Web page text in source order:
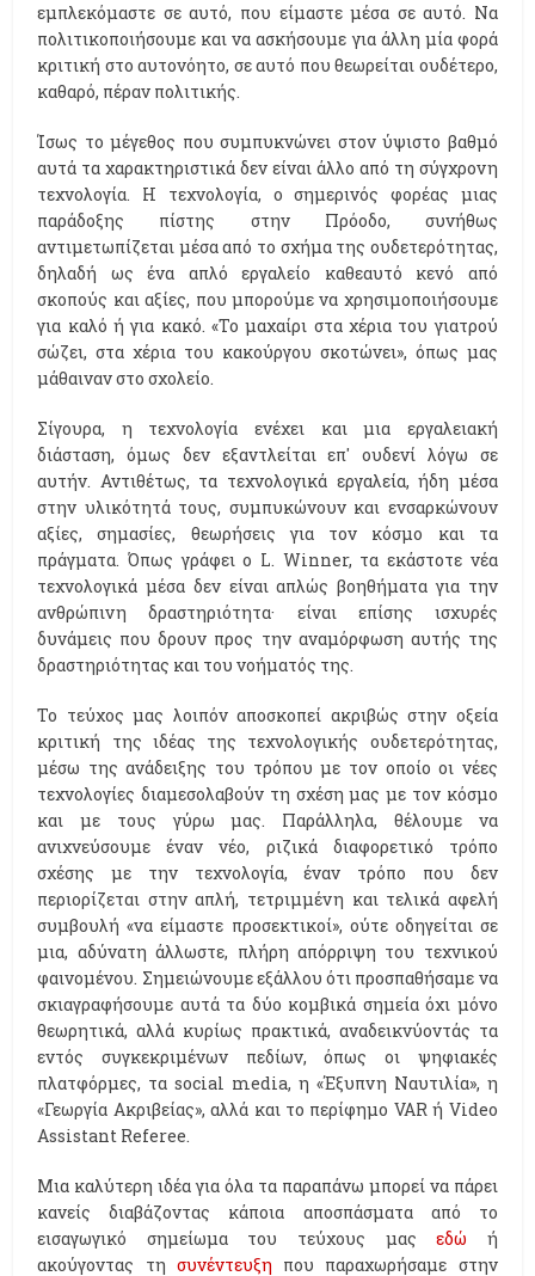
εμπλεκόμαστε σε αυτό, που είμαστε μέσα σε αυτό. Να
πολιτικοποιήσουμε και να ασκήσουμε για άλλη μία φορά
κριτική στο αυτονόητο, σε αυτό που θεωρείται ουδέτερο,
καθαρό, πέραν πολιτικής.
Ίσως το μέγεθος που συμπυκνώνει στον ύψιστο βαθμό
αυτά τα χαρακτηριστικά δεν είναι άλλο από τη σύγχρονη
τεχνολογία. Η τεχνολογία, ο σημερινός φορέας μιας
παράδοξης πίστης στην Πρόοδο, συνήθως
αντιμετωπίζεται μέσα από το σχήμα της ουδετερότητας,
δηλαδή ως ένα απλό εργαλείο καθεαυτό κενό από
σκοπούς και αξίες, που μπορούμε να χρησιμοποιήσουμε
για καλό ή για κακό. «Το μαχαίρι στα χέρια του γιατρού
σώζει, στα χέρια του κακούργου σκοτώνει», όπως μας
μάθαιναν στο σχολείο.
Σίγουρα, η τεχνολογία ενέχει και μια εργαλειακή
διάσταση, όμως δεν εξαντλείται επ' ουδενί λόγω σε
αυτήν. Αντιθέτως, τα τεχνολογικά εργαλεία, ήδη μέσα
στην υλικότητά τους, συμπυκώνουν και ενσαρκώνουν
αξίες, σημασίες, θεωρήσεις για τον κόσμο και τα
πράγματα. Όπως γράφει ο L. Winner, τα εκάστοτε νέα
τεχνολογικά μέσα δεν είναι απλώς βοηθήματα για την
ανθρώπινη δραστηριότητα· είναι επίσης ισχυρές
δυνάμεις που δρουν προς την αναμόρφωση αυτής της
δραστηριότητας και του νοήματός της.
Το τεύχος μας λοιπόν αποσκοπεί ακριβώς στην οξεία
κριτική της ιδέας της τεχνολογικής ουδετερότητας,
μέσω της ανάδειξης του τρόπου με τον οποίο οι νέες
τεχνολογίες διαμεσολαβούν τη σχέση μας με τον κόσμο
και με τους γύρω μας. Παράλληλα, θέλουμε να
ανιχνεύσουμε έναν νέο, ριζικά διαφορετικό τρόπο
σχέσης με την τεχνολογία, έναν τρόπο που δεν
περιορίζεται στην απλή, τετριμμένη και τελικά αφελή
συμβουλή «να είμαστε προσεκτικοί», ούτε οδηγείται σε
μια, αδύνατη άλλωστε, πλήρη απόρριψη του τεχνικού
φαινομένου. Σημειώνουμε εξάλλου ότι προσπαθήσαμε να
σκιαγραφήσουμε αυτά τα δύο κομβικά σημεία όχι μόνο
θεωρητικά, αλλά κυρίως πρακτικά, αναδεικνύοντάς τα
εντός συγκεκριμένων πεδίων, όπως οι ψηφιακές
πλατφόρμες, τα social media, η «Έξυπνη Ναυτιλία», η
«Γεωργία Ακριβείας», αλλά και το περίφημο VAR ή Video
Assistant Referee.
Μια καλύτερη ιδέα για όλα τα παραπάνω μπορεί να πάρει
κανείς διαβάζοντας κάποια αποσπάσματα από το
εισαγωγικό σημείωμα του τεύχους μαςεδώ ή
ακούγοντας τη συνέντευξη που παραχωρήσαμε στην